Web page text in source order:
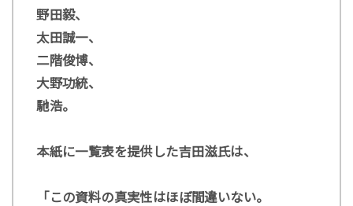
野田毅、
太田誠一、
二階俊博、
大野功統、
馳浩。
本紙に一覧表を提供した吉田滋氏は、
「この資料の真実性はほぼ間違いない。